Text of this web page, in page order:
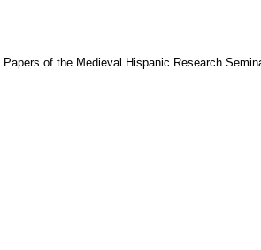
Papers of the Medieval Hispanic Research